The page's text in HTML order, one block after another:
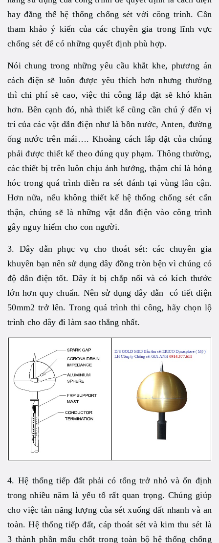
hay đẳng thế hệ thống chống sét với công trình. Cần
tham khảo ý kiến của các chuyên gia trong lĩnh vực
chống sét để có những quyết định phù hợp.
Nói chung trong những yêu cầu khắt khe, phương án
cách điện sẽ luôn được yêu thích hơn nhưng thường
thì chi phí sẽ cao, việc thi công lắp đặt sẽ khó khăn
hơn. Bên cạnh đó, nhà thiết kế cũng cần chú ý đến vị
trí của các vật dẫn điện như là bồn nước, Anten, đường
ống nước trên mái…. Khoảng cách lắp đặt của chúng
phải được thiết kế theo đúng quy phạm. Thông thường,
các thiết bị trên luôn chịu ảnh hưởng, thậm chí là hỏng
hóc trong quá trình diễn ra sét đánh tại vùng lân cận.
Hơn nữa, nếu không thiết kế hệ thống chống sét cẩn
thận, chúng sẽ là những vật dẫn điện vào công trình
gây nguy hiểm cho con người.
3. Dây dẫn phục vụ cho thoát sét: các chuyên gia
khuyên bạn nên sử dụng dây đồng tròn bện vì chúng có
độ dẫn điện tốt. Dây ít bị chắp nối và có kích thước
lớn hơn quy chuẩn. Nên sử dụng dây dẫn có tiết diện
50mm2 trở lên. Trong quá trình thi công, hãy chọn lộ
trình cho dây đi làm sao thẳng nhất.
4. Hệ thống tiếp đất phải có tổng trở nhỏ và ổn định
trong nhiều năm là yếu tố rất quan trọng. Chúng giúp
cho việc tản năng lượng của sét xuống đất nhanh và an
toàn. Hệ thống tiếp đất, cáp thoát sét và kim thu sét là
3 thành phần mấu chốt trong toàn bộ hệ thống chống